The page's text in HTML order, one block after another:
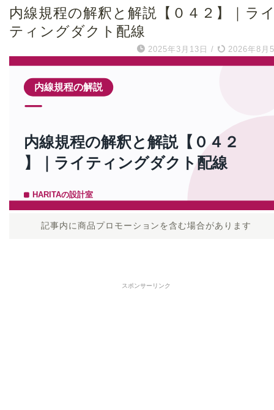
内線規程の解釈と解説【０４２】｜ラ
ティングダクト配線
2025年3月13日 / 2026年8月
記事内に商品プロモーションを含む場合があります
スポンサーリンク